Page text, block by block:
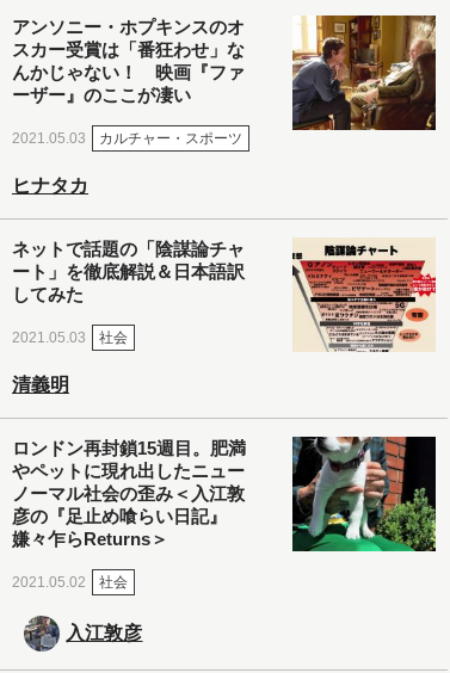
アンソニー・ホプキンスのオ
スカー受賞は「番狂わせ」な
んかじゃない！ 映画『ファ
ーザー』のここが凄い
2021.05.03 カルチャー・スポーツ
ヒナタカ
ネットで話題の「陰謀論チャ
ート」を徹底解説＆日本語訳
してみた
2021.05.03 社会
清義明
ロンドン再封鎖15週目。肥満
やペットに現れ出したニュー
ノーマル社会の歪み＜入江敦
彦の『足止め喰らい日記』
嫌々乍らReturns＞
2021.05.02 社会
入江敦彦